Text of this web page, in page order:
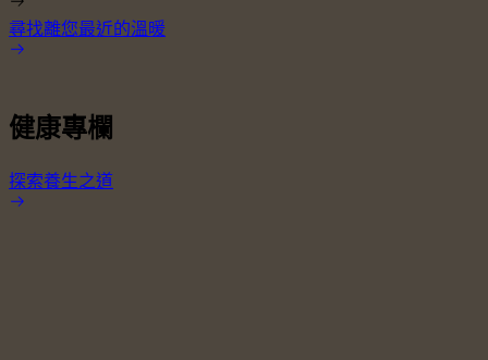
尋找離您最近的溫暖
健康專欄
探索養生之道